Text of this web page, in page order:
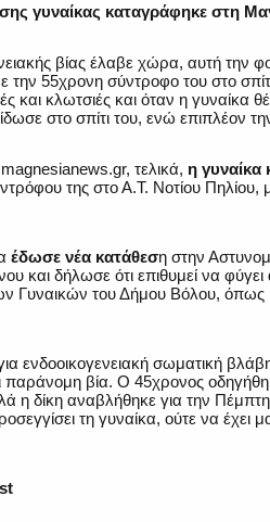
γυναίκας καταγράφηκε στη
βίας έλαβε χώρα, αυτή την
55χρονη σύντροφο του στο
και κλωτσιές και όταν η γυναίκα
στο σπίτι του, ενώ επιπλέον
τελικά, η γυναίκα
της στο Α.Τ. Νοτίου
έδωσε νέα κατάθεση στην
και δήλωσε ότι επιθυμεί να φύγει
του Δήμου Βόλου, όπως
ενδοοικογενειακή σωματική
παράνομη βία. Ο 45χρονος
η δίκη αναβλήθηκε για την
τη γυναίκα, ούτε να έχει